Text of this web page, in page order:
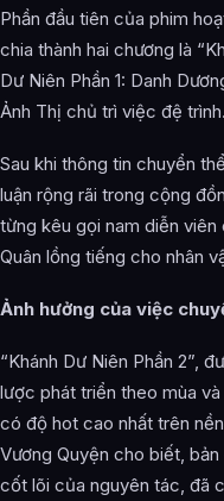
Phần đầu tiên của phim
chia thành hai chương là
Dư Niên Phần 1: Danh
Ảnh Thị chủ trì việc đệ trình.
Sau khi thông tin chuyển
luận rộng rãi trong cộng
từng kêu gọi nam diễn
Quân lồng tiếng cho nhân
Ảnh hưởng của việc
“Khánh Dư Niên Phần 2”,
lược phát triển theo mùa
có độ hot cao nhất trên
Vương Quyện cho biết,
cốt lõi của nguyên tác, đã